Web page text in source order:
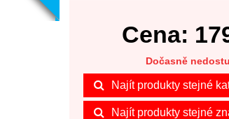
Cena:
Dočasně
Najít produkty stejné
Najít produkty stejné